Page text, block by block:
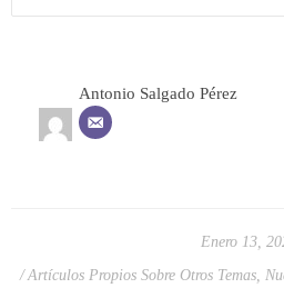
Antonio Salgado Pérez
Enero 13,
Artículos Propios Sobre Otros Temas